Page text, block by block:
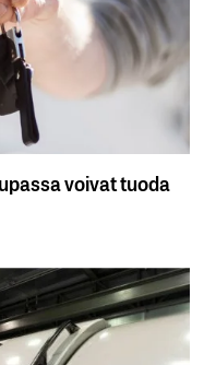
voivat tuoda